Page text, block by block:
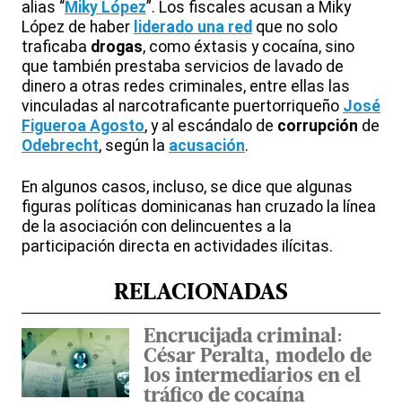
alias “Miky López”. Los fiscales acusan a Miky
López de haber liderado una red que no solo
traficaba drogas, como éxtasis y cocaína, sino
que también prestaba servicios de lavado de
dinero a otras redes criminales, entre ellas las
vinculadas al narcotraficante puertorriqueño José
Figueroa Agosto, y al escándalo de corrupción de
Odebrecht, según la acusación.
En algunos casos, incluso, se dice que algunas
figuras políticas dominicanas han cruzado la línea
de la asociación con delincuentes a la
participación directa en actividades ilícitas.
RELACIONADAS
Encrucijada criminal:
César Peralta, modelo de
los intermediarios en el
tráfico de cocaína